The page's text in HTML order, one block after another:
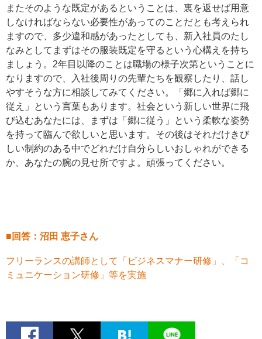
またそのような既定があるということは、裏を返せば用意
しなければならない必要性があってのことだとも考えられ
ますので、多少違和感があったとしても、新入社員のたし
なみとしてまずはその服装既定を守るという心構えを持ち
ましょう。2年目以降のことは職場の様子次第ということに
なりますので、入社後周りの先輩たちを観察したり、話し
やすそうな方に相談してみてください。「郷に入れば郷に
従え」という言葉もあります。社会という新しい世界に飛
び込むあなたには、まずは「郷に従う」という柔軟な姿勢
を持って臨んで欲しいと思います。その後はそれだけきび
しい制約のある中でどれだけ自分らしいおしゃれができる
か、あなたの腕の見せ所ですよ。頑張ってください。
■回答：沼田 恵子さん
フリーランスの講師として「ビジネスマナー研修」、「コ
ミュニケーション研修」等を実施